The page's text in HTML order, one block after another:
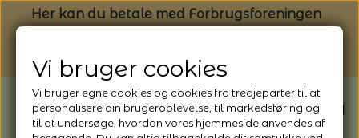
Her kan du betale med Forbrugsforeningen
BEMÆRK: Butikken har ferielukket* fra
1/8 - 9/8 - 2026
Vi bruger cookies
Vi bruger egne cookies og cookies fra tredjeparter til at
personalisere din brugeroplevelse, til markedsføring og
til at undersøge, hvordan vores hjemmeside anvendes af